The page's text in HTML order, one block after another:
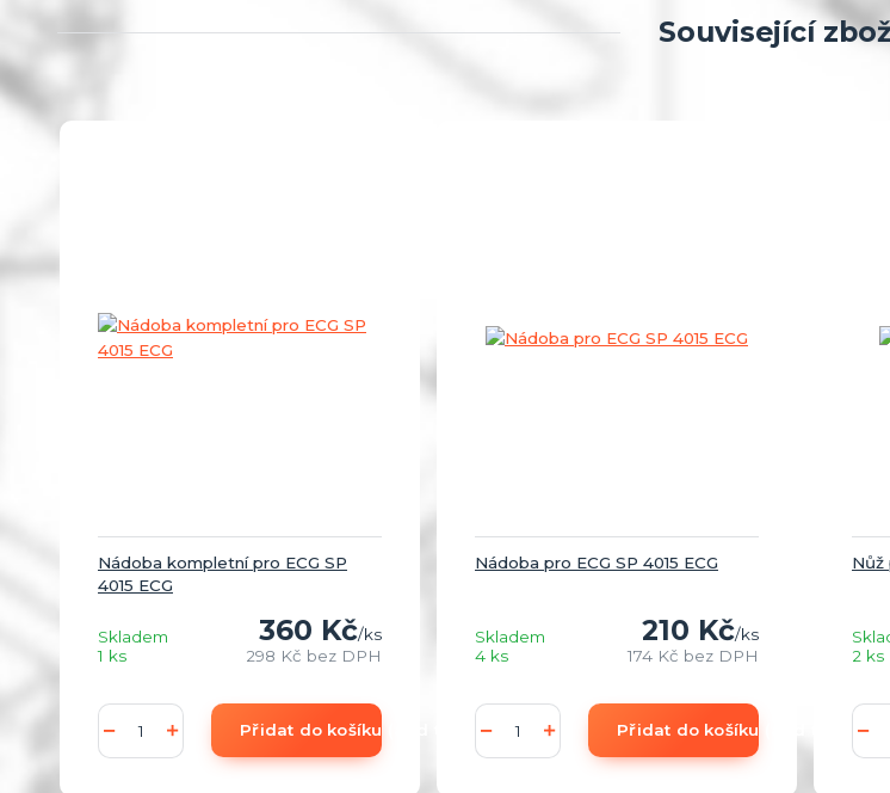
Související
Nádoba kompletní pro ECG SP
4015 ECG
360 Kč/ks
298 Kč bez DPH
Skladem
1 ks
Přidat do košíku (add to Basket)
Nádoba pro ECG SP 4015 ECG
210 Kč/ks
174 Kč bez DPH
Skladem
4 ks
Přidat do košíku (add to
Nůž
2 ks